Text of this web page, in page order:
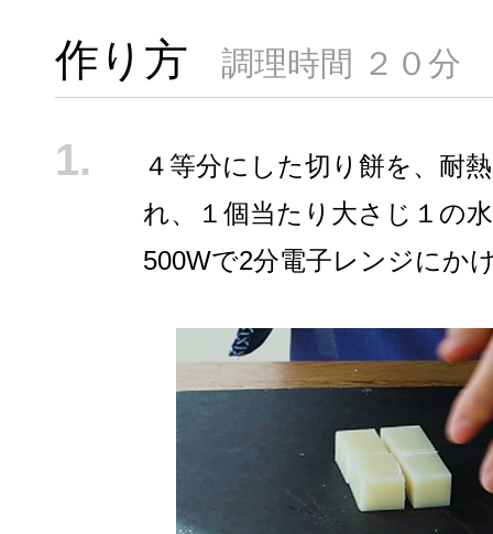
作り方 調理時間 ２０分
４等分にした切り餅を、耐
れ、１個当たり大さじ１の
500Wで2分電子レンジにか